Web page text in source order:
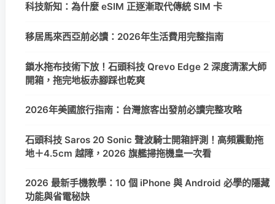
科技新知：為什麼 eSIM 正逐漸取代傳統 SIM 卡
移居馬來西亞前必讀：2026年生活費用完整指南
鎖水拖布技術下放！石頭科技 Qrevo Edge 2 深度清潔大師
開箱，拖完地板赤腳踩也乾爽
2026年美國旅行指南：台灣旅客出發前必讀完整攻略
石頭科技 Saros 20 Sonic 聲波騎士開箱評測！高頻震動拖
地＋4.5cm 越障，2026 旗艦掃拖機皇一次看
2026 最新手機教學：10 個 iPhone 與 Android 必學的隱藏
功能與省電秘訣